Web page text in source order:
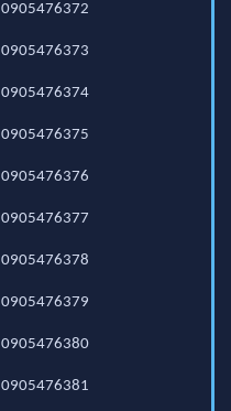
0905476372
0905476373
0905476374
0905476375
0905476376
0905476377
0905476378
0905476379
0905476380
0905476381